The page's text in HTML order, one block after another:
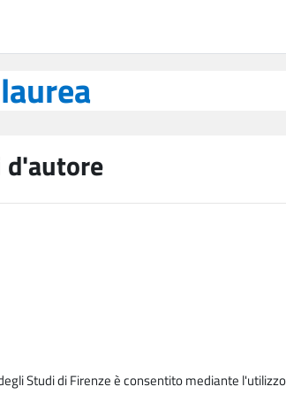
Studi di Firenze è consentito mediante